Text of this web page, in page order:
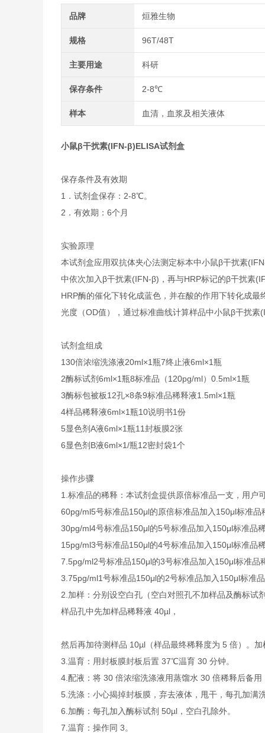
品牌 烜雅生物
规格 96T/48T
主要用途 科研
保存条件 2-8℃
样本 血清，血浆及相关液体
小鼠β干扰素(IFN-β)ELISA试剂盒
保存条件及有效期
1．试剂盒保存：2-8℃。
2．有效期：6个月
实验原理
本试剂盒应用双抗体夹心法测定标本中小鼠β干扰素
中依次加入β干扰素(IFN-β)，再与HRP标记的β干扰素
HRP酶的催化下转化成蓝色，并在酸的作用下转化成
光度（OD值），通过标准曲线计算样品中小鼠β干扰
试剂盒组成
130倍浓缩洗涤液20ml×1瓶7终止液6ml×1瓶
2酶标试剂6ml×1瓶8标准品（120pg/ml） 0.5ml×1瓶
3酶标包被板12孔×8条9标准品稀释液1.5ml×1瓶
4样品稀释液6ml×1瓶10说明书1份
5显色剂A液6ml×1瓶11封板膜2张
6显色剂B液6ml×1/瓶12密封袋1个
操作步骤
1.标准品的稀释：本试剂盒提供原倍标准品一支，用户
60pg/ml5号标准品150μl的原倍标准品加入150μl标准品
30pg/ml4号标准品150μl的5号标准品加入150μl标准品
15pg/ml3号标准品150μl的4号标准品加入150μl标准品
7.5pg/ml2号标准品150μl的3号标准品加入150μl标准品
3.75pg/ml1号标准品150μl的2号标准品加入150μl标准
2.加样：分别设空白孔（空白对照孔不加样品及酶标
样品孔中先加样品稀释液 40µl，
然后再加待测样品 10µl（样品最终稀释度为 5 倍）。
3.温育：用封板膜封板后置 37℃温育 30 分钟。
4.配液：将 30 倍浓缩洗涤液用蒸馏水 30 倍稀释后备用
5.洗涤：小心揭掉封板膜，弃去液体，甩干，每孔加满
6.加酶：每孔加入酶标试剂 50µl，空白孔除外。
7.温育：操作同 3。